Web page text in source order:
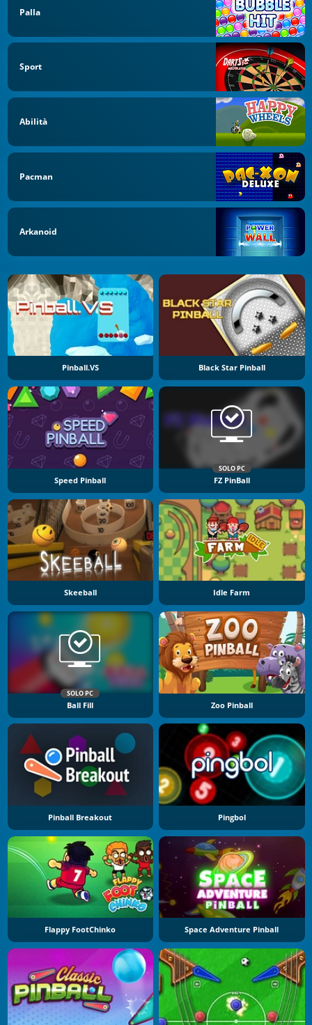
Palla
Sport
Abilità
Pacman
Arkanoid
Pinball.VS Black Star Pinball
Speed Pinball
SOLO PC
FZ PinBall
Skeeball Idle Farm
SOLO PC
Ball Fill Zoo Pinball
Pinball Breakout Pingbol
Flappy FootChinko Space Adventure Pinball